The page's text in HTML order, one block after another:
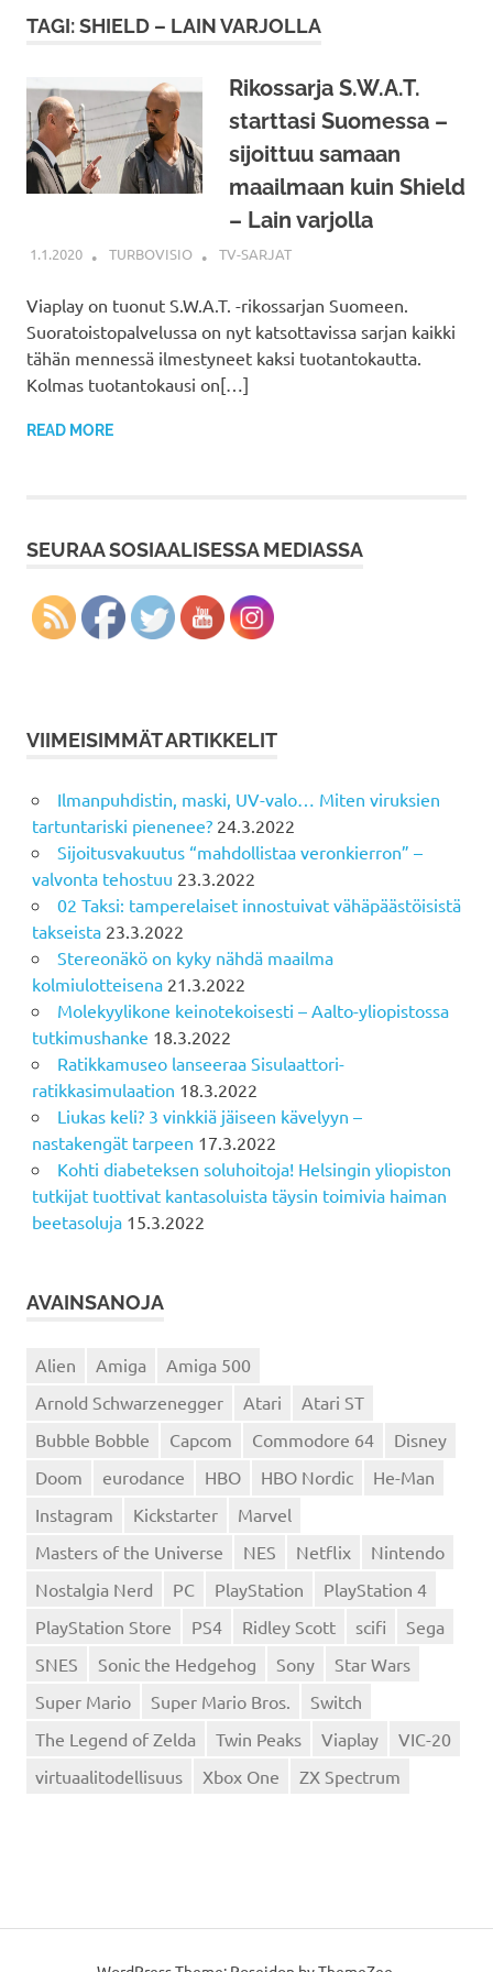
TAGI: SHIELD – LAIN VARJOLLA
Rikossarja S.W.A.T.
starttasi Suomessa –
sijoittuu samaan
maailmaan kuin Shield
– Lain varjolla
1.1.2020 TURBOVISIO TV-SARJAT
Viaplay on tuonut S.W.A.T. -rikossarjan Suomeen.
Suoratoistopalvelussa on nyt katsottavissa sarjan kaikki
tähän mennessä ilmestyneet kaksi tuotantokautta.
Kolmas tuotantokausi on[…]
READ MORE
SEURAA SOSIAALISESSA MEDIASSA
VIIMEISIMMÄT ARTIKKELIT
Ilmanpuhdistin, maski, UV-valo… Miten viruksien
tartuntariski pienenee? 24.3.2022
Sijoitusvakuutus “mahdollistaa veronkierron” –
valvonta tehostuu 23.3.2022
02 Taksi: tamperelaiset innostuivat vähäpäästöisistä
takseista 23.3.2022
Stereonäkö on kyky nähdä maailma
kolmiulotteisena 21.3.2022
Molekyylikone keinotekoisesti – Aalto-yliopistossa
tutkimushanke 18.3.2022
Ratikkamuseo lanseeraa Sisulaattori-
ratikkasimulaation 18.3.2022
Liukas keli? 3 vinkkiä jäiseen kävelyyn –
nastakengät tarpeen 17.3.2022
Kohti diabeteksen soluhoitoja! Helsingin yliopiston
tutkijat tuottivat kantasoluista täysin toimivia haiman
beetasoluja 15.3.2022
AVAINSANOJA
Alien Amiga
Amiga 500
Arnold Schwarzenegger
Atari
Atari ST
Bubble Bobble
Capcom Commodore 64
Disney
Doom
eurodance HBO HBO Nordic
He-Man
Instagram
Kickstarter
Marvel
Masters of the Universe
NES Netflix
Nintendo
Nostalgia Nerd
PC PlayStation
PlayStation 4
PlayStation Store
PS4 Ridley Scott scifi
Sega
SNES
Sonic the Hedgehog Sony
Star Wars
Super Mario
Super Mario Bros.
Switch
The Legend of Zelda
Twin Peaks Viaplay
VIC-20
virtuaalitodellisuus
Xbox One ZX Spectrum